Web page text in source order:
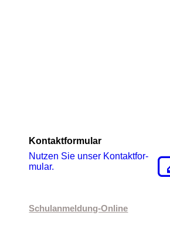
Kontaktformular
Nutzen Sie unser Kon­takt­for­
mu­lar.
Schulanmeldung-Online